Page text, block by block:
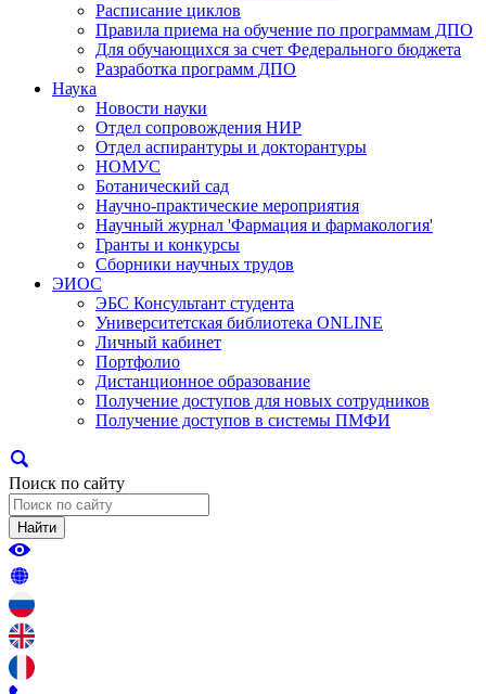
Расписание циклов
Правила приема на обучение по программам ДПО
Для обучающихся за счет Федерального бюджета
Разработка программ ДПО
Наука
Новости науки
Отдел сопровождения НИР
Отдел аспирантуры и докторантуры
НОМУС
Ботанический сад
Научно-практические мероприятия
Научный журнал 'Фармация и фармакология'
Гранты и конкурсы
Сборники научных трудов
ЭИОС
ЭБС Консультант студента
Университетская библиотека ONLINE
Личный кабинет
Портфолио
Дистанционное образование
Получение доступов для новых сотрудников
Получение доступов в системы ПМФИ
Поиск по сайту
Найти